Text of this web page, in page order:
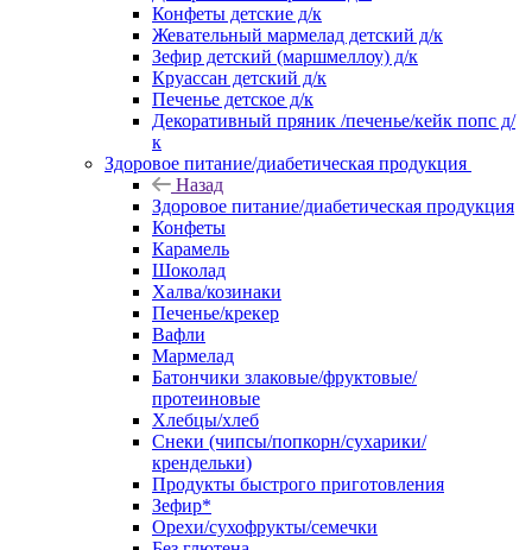
Конфеты детские д/к
Жевательный мармелад детский д/к
Зефир детский (маршмеллоу) д/к
Круассан детский д/к
Печенье детское д/к
Декоративный пряник /печенье/кейк попс д/
к
Здоровое питание/диабетическая продукция
Назад
Здоровое питание/диабетическая продукция
Конфеты
Карамель
Шоколад
Халва/козинаки
Печенье/крекер
Вафли
Мармелад
Батончики злаковые/фруктовые/
протеиновые
Хлебцы/хлеб
Снеки (чипсы/попкорн/сухарики/
крендельки)
Продукты быстрого приготовления
Зефир*
Орехи/сухофрукты/семечки